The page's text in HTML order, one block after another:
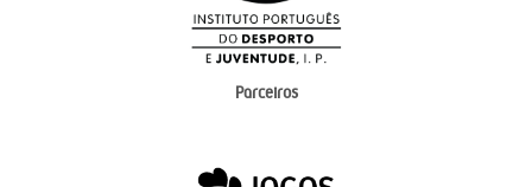
Parceiros